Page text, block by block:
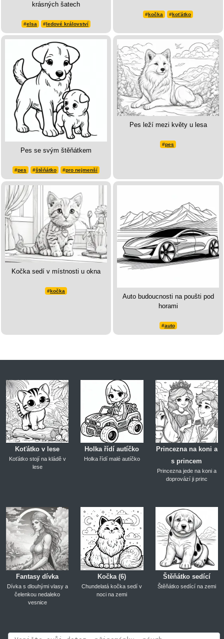
krásných šatech
#elsa #ledové království
#kočka #koťátko
Pes se svým štěňátkem
#pes #štěňátko #pro nejmenší
Pes leží mezi květy u lesa
#pes
Kočka sedí v místnosti u okna
#kočka
Auto budoucnosti na poušti pod
horami
#auto
Koťátko v lese
Koťátko stojí na kládě v
lese
Holka řídí autíčko
Holka řídí malé autíčko
Princezna na koni a
s princem
Princezna jede na koni a
doprovází ji princ
Fantasy dívka
Dívka s dlouhými vlasy a
čelenkou nedaleko
vesnice
Kočka (6)
Chundelatá kočka sedí v
noci na zemi
Štěňátko sedící
Štěňátko sedící na zemi